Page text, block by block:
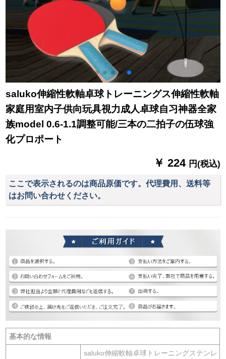
saluko伸縮性軟軸卓球トレーニングス伸縮性軟軸
家庭用室内子供向玩具視力成人卓球自习神器全家
族model 0.6-1.1調整可能/三本の二拍子の伍球強
化プロポート
￥ 224 円(税込)
ここで表示されるのは商品原価です。代理費用、送料等
はお問い合わせください。
基本的な情報
saluko伸縮軟軸卓球トレーニングステンレ